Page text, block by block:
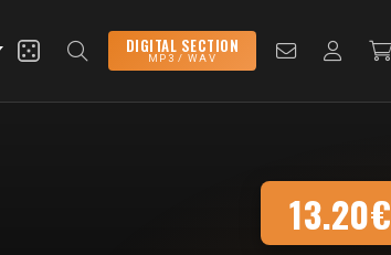
DIGITAL SECTION
MP3 / WAV
13.20€